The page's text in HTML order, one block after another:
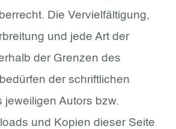
Die Vervielfältigung,
und jede Art der
der Grenzen des
der schriftlichen
jeweiligen Autors bzw.
und Kopien dieser Seite